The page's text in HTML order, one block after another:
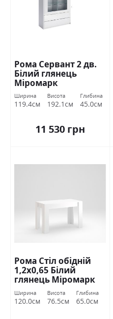
Рома Сервант 2 дв.
Білий глянець
Міромарк
Ширина
119.4см
Висота
192.1см
Глибина
45.0см
11 530 грн
Рома Стіл обідній
1,2х0,65 Білий
глянець Міромарк
Ширина
120.0см
Висота
76.5см
Глибина
65.0см